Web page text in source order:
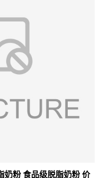
奶粉 食品级脱脂奶粉 价